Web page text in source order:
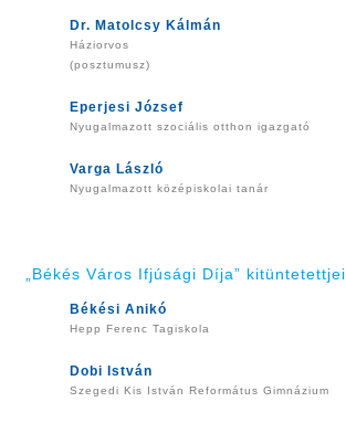
Dr. Matolcsy Kálmán
Háziorvos
(posztumusz)
Eperjesi József
Nyugalmazott szociális otthon igazgató
Varga László
Nyugalmazott középiskolai tanár
„Békés Város Ifjúsági Díja” kitüntetettjei
Békési Anikó
Hepp Ferenc Tagiskola
Dobi István
Szegedi Kis István Református Gimnázium